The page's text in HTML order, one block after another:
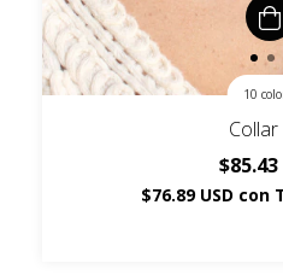
10
Collar
$85.43
$76.89 USD con